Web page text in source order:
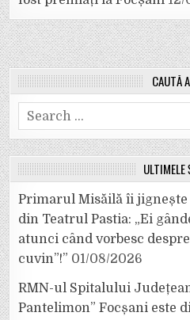
CAUTĂ
Search
for:
ULTIMELE
Primarul Misăilă îi
din Teatrul Pastia: „Ei
atunci când vorbesc
cuvin”!” 01/08/2026
RMN-ul Spitalului
Pantelimon” Focșani este